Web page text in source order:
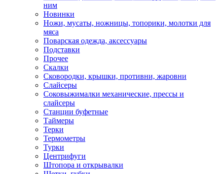
ним
Новинки
Ножи, мусаты, ножницы, топорики, молотки для
мяса
Поварская одежда, аксессуары
Подставки
Прочее
Скалки
Сковородки, крышки, противни, жаровни
Слайсеры
Соковыжималки механические, прессы и
слайсеры
Станции буфетные
Таймеры
Терки
Термометры
Турки
Центрифуги
Штопора и открывалки